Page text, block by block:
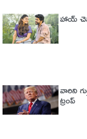
హాయ్
వారిని
ట్రంప్